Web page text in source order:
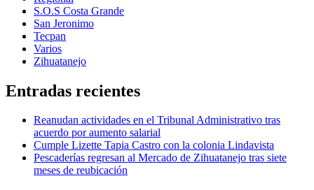
S.O.S Costa Grande
San Jeronimo
Tecpan
Varios
Zihuatanejo
Entradas recientes
Reanudan actividades en el Tribunal Administrativo tras
acuerdo por aumento salarial
Cumple Lizette Tapia Castro con la colonia Lindavista
Pescaderías regresan al Mercado de Zihuatanejo tras siete
meses de reubicación